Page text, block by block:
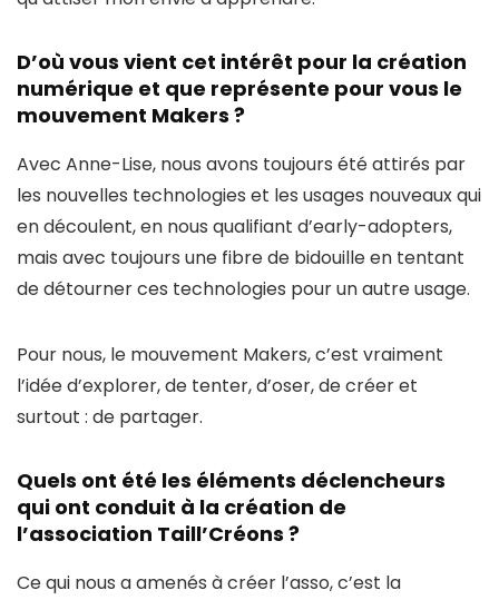
D’où vous vient cet intérêt pour la création
numérique et que représente pour vous le
mouvement Makers ?
Avec Anne-Lise, nous avons toujours été attirés par
les nouvelles technologies et les usages nouveaux qui
en découlent, en nous qualifiant d’early-adopters,
mais avec toujours une fibre de bidouille en tentant
de détourner ces technologies pour un autre usage.
Pour nous, le mouvement Makers, c’est vraiment
l’idée d’explorer, de tenter, d’oser, de créer et
surtout : de partager.
Quels ont été les éléments déclencheurs
qui ont conduit à la création de
l’association Taill’Créons ?
Ce qui nous a amenés à créer l’asso, c’est la